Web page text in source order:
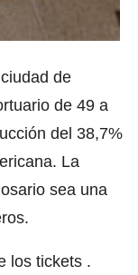
de
de 49 a
del 38,7%
La
sea una
los tickets .